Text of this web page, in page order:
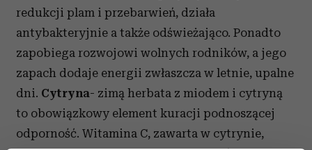
redukcji plam i przebarwień, działa
antybakteryjnie a także odświeżająco. Ponadto
zapobiega rozwojowi wolnych rodników, a jego
zapach dodaje energii zwłaszcza w letnie, upalne
dni. Cytryna- zimą herbata z miodem i cytryną
to obowiązkowy element kuracji podnoszącej
odporność. Witamina C, zawarta w cytrynie,